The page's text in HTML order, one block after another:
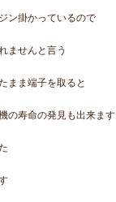
ン掛かっているので
ませんと言う
まま端子を取ると
の寿命の発見も出来ます